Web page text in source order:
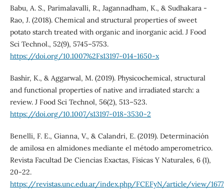
Babu, A. S., Parimalavalli, R., Jagannadham, K., & Sudhakara -
Rao, J. (2018). Chemical and structural properties of sweet
potato starch treated with organic and inorganic acid. J Food
Sci Technol., 52(9), 5745–5753.
https://doi.org/10.1007%2Fs13197-014-1650-x
Bashir, K., & Aggarwal, M. (2019). Physicochemical, structural
and functional properties of native and irradiated starch: a
review. J Food Sci Technol, 56(2), 513–523.
https://doi.org/10.1007/s13197-018-3530-2
Benelli, F. E., Gianna, V., & Calandri, E. (2019). Determinación
de amilosa en almidones mediante el método amperometrico.
Revista Facultad De Ciencias Exactas, Físicas Y Naturales, 6 (1),
20-22.
https://revistas.unc.edu.ar/index.php/FCEFyN/article/view/